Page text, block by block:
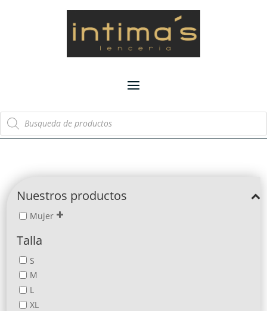
Búsqueda
de
productos
Nuestros productos
Mujer
Talla
S
M
L
XL